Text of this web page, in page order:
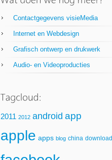
Contactgegevens visieMedia
Internet en Webdesign
Grafisch ontwerp en drukwerk
Audio- en Videoproducties
2011 2012 android app
apple apps blog china download